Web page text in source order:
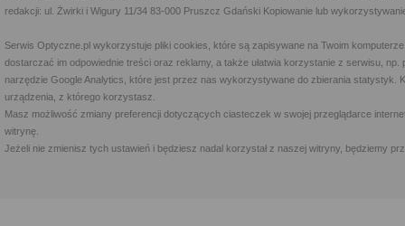
redakcji: ul. Żwirki i Wigury 11/34 83-000 Pruszcz Gdański Kopiowanie lub
Serwis Optyczne.pl wykorzystuje pliki cookies, które są zapisywane na Twoim
dostarczać im odpowiednie treści oraz reklamy, a także ułatwia korzystanie z serwisu,
narzędzie Google Analytics, które jest przez nas wykorzystywane do zbierania statystyk.
urządzenia, z którego korzystasz.
Masz możliwość zmiany preferencji dotyczących ciasteczek w swojej przeglądarce
witrynę.
Jeżeli nie zmienisz tych ustawień i będziesz nadal korzystał z naszej witryny, będziemy